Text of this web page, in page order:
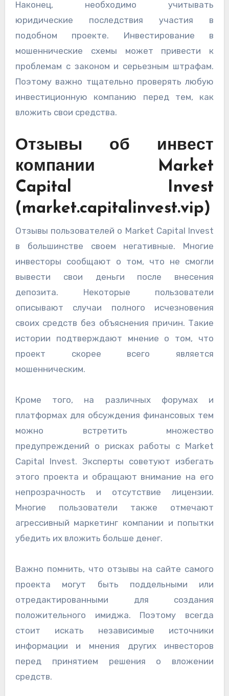
Наконец, необходимо учитывать
юридические последствия участия в
подобном проекте. Инвестирование в
мошеннические схемы может привести к
проблемам с законом и серьезным штрафам.
Поэтому важно тщательно проверять любую
инвестиционную компанию перед тем, как
вложить свои средства.
Отзывы об инвест
компании Market
Capital Invest
(market.capitalinvest.vip)
Отзывы пользователей о Market Capital Invest
в большинстве своем негативные. Многие
инвесторы сообщают о том, что не смогли
вывести свои деньги после внесения
депозита. Некоторые пользователи
описывают случаи полного исчезновения
своих средств без объяснения причин. Такие
истории подтверждают мнение о том, что
проект скорее всего является
мошенническим.
Кроме того, на различных форумах и
платформах для обсуждения финансовых тем
можно встретить множество
предупреждений о рисках работы с Market
Capital Invest. Эксперты советуют избегать
этого проекта и обращают внимание на его
непрозрачность и отсутствие лицензии.
Многие пользователи также отмечают
агрессивный маркетинг компании и попытки
убедить их вложить больше денег.
Важно помнить, что отзывы на сайте самого
проекта могут быть поддельными или
отредактированными для создания
положительного имиджа. Поэтому всегда
стоит искать независимые источники
информации и мнения других инвесторов
перед принятием решения о вложении
средств.